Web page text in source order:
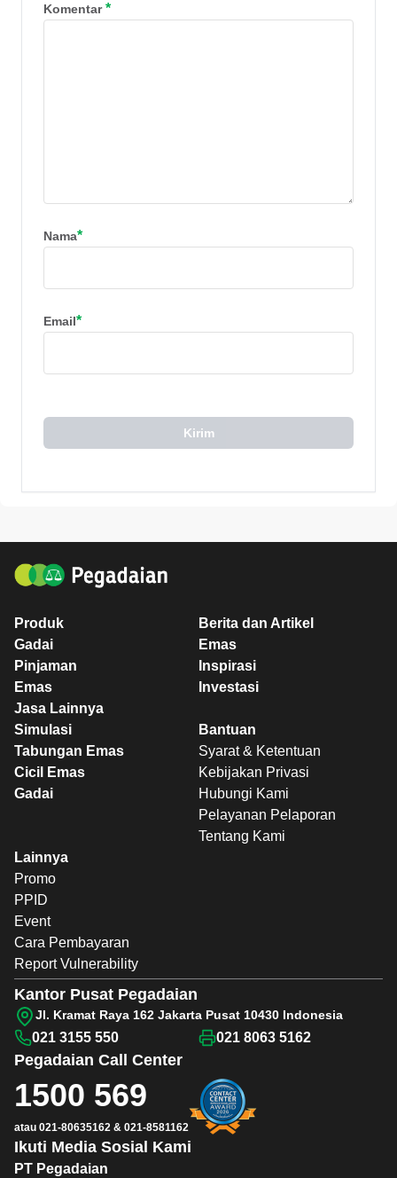
Komentar*
Nama*
Email*
Kirim
Produk
Gadai
Pinjaman
Emas
Jasa Lainnya
Berita dan Artikel
Emas
Inspirasi
Investasi
Simulasi
Tabungan Emas
Cicil Emas
Gadai
Bantuan
Syarat & Ketentuan
Kebijakan Privasi
Hubungi Kami
Pelayanan Pelaporan
Tentang Kami
Lainnya
Promo
PPID
Event
Cara Pembayaran
Report Vulnerability
PT Pegadaian
Ikuti Media Sosial Kami
Pegadaian Call Center
1500 569
atau 021-80635162 & 021-8581162
Kantor Pusat Pegadaian
Jl. Kramat Raya 162 Jakarta Pusat 10430 Indonesia
021 3155 550 021 8063 5162